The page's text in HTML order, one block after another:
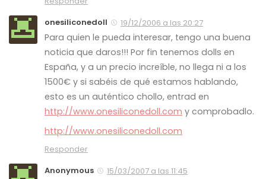
onesiliconedoll
19/12/2006 a las 20:27
Para quien le pueda interesar, tengo una buena
noticia que daros!!! Por fin tenemos dolls en
España, y a un precio increíble, no llega ni a los
1500€ y si sabéis de qué estamos hablando,
esto es un auténtico chollo, entrad en
http://www.onesiliconedoll.com y comprobadlo.
http://www.onesiliconedoll.com
Responder
Anonymous
15/03/2007 a las 11:45